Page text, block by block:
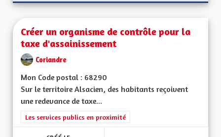
Créer un organisme de contrôle pour la
taxe d'assainissement
Coriandre
Mon Code postal : 68290
Sur le territoire Alsacien, des habitants reçoivent
une redevance de taxe...
Filtrer les résultats de la catégorie : Les services publics en
Les services publics en proximité